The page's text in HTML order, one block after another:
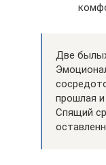
Две
прошлая
Спящий